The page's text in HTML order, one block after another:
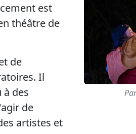
est
théâtre de
de
Il
à des
de
artistes et